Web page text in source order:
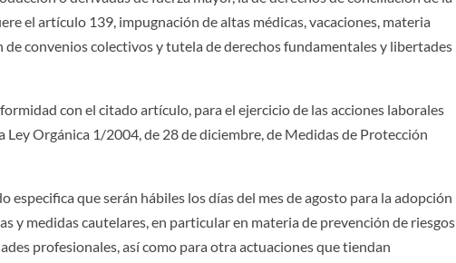
el artículo 139, impugnación de altas médicas, vacaciones, materia
convenios colectivos y tutela de derechos fundamentales y libertades
con el citado artículo, para el ejercicio de las acciones laborales
Ley Orgánica 1/2004, de 28 de diciembre, de Medidas de Protección
especifica que serán hábiles los días del mes de agosto para la adopción
y medidas cautelares, en particular en materia de prevención de riesgos
profesionales, así como para otra actuaciones que tiendan